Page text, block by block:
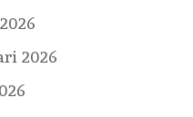
2026